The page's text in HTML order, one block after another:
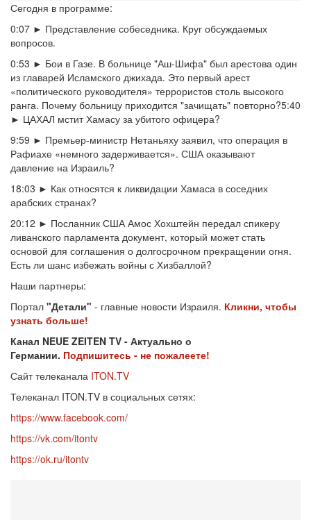
Сегодня в программе:
0:07 ► Представление собеседника. Круг обсуждаемых
вопросов.
0:53 ► Бои в Газе. В больнице "Аш-Шифа" был арестова один
из главарей Исламского джихада. Это первый арест
«политического руководителя» террористов столь высокого
ранга. Почему больницу приходится "зачищать" повторно?5:40
► ЦАХАЛ мстит Хамасу за убитого офицера?
9:59 ► Премьер-министр Нетаньяху заявил, что операция в
Рафиахе «немного задерживается». США оказывают
давление на Израиль?
18:03 ► Как относятся к ликвидации Хамаса в соседних
арабских странах?
20:12 ► Посланник США Амос Хохштейн передал спикеру
ливанского парламента документ, который может стать
основой для соглашения о долгосрочном прекращении огня.
Есть ли шанс избежать войны с Хизбаллой?
Наши партнеры:
Портал "Детали" - главные новости Израиля. Кликни, чтобы
узнать больше!
Канал NEUE ZEITEN TV - Актуально о
Германии. Подпишитесь - не пожалеете!
Сайт телеканала ITON.TV
Телеканал ITON.TV в социальных сетях:
https://www.facebook.com/
https://vk.com/itontv
https://ok.ru/itontv